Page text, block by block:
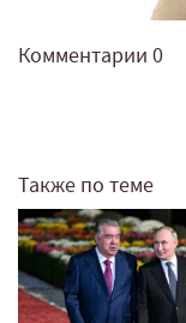
Комментарии 0
Также по теме